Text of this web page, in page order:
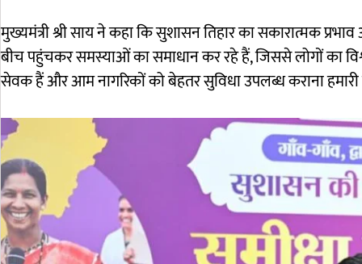
मुख्यमंत्री श्री साय ने कहा कि सुशासन तिहार का सकारात्मक
बीच पहुंचकर समस्याओं का समाधान कर रहे हैं, जिससे लोगों का
सेवक हैं और आम नागरिकों को बेहतर सुविधा उपलब्ध कराना हमारी